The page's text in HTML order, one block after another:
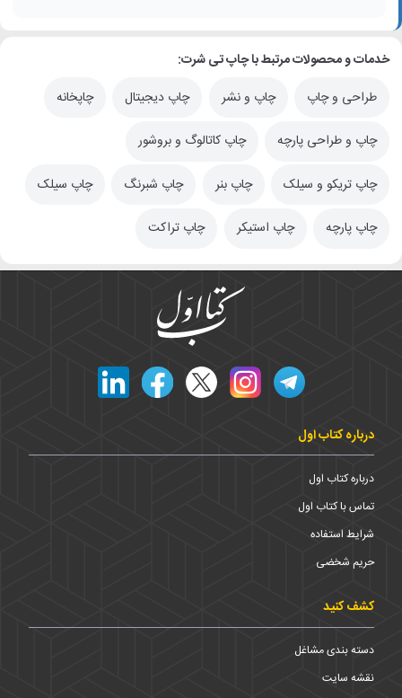
خدمات و محصولات مرتبط با چاپ تی شرت:
طراحی و چاپ
چاپ و نشر چاپ دیجیتال چاپخانه
چاپ و طراحی پارچه چاپ کاتالوگ و بروشور
چاپ تریکو و سیلک چاپ بنر چاپ شبرنگ چاپ سیلک
چاپ پارچه چاپ استیکر چاپ تراکت
درباره کتاب اول
درباره کتاب اول
تماس با کتاب اول
شرایط استفاده
حریم شخضی
کشف کنید
دسته بندی مشاغل
نقشه سایت